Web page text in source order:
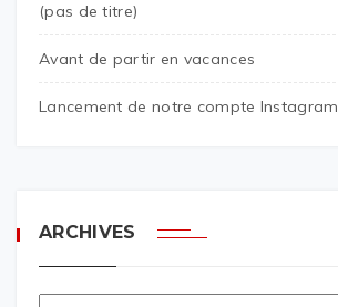
(pas de titre)
Avant de partir en vacances
Lancement de notre compte Instagram
ARCHIVES